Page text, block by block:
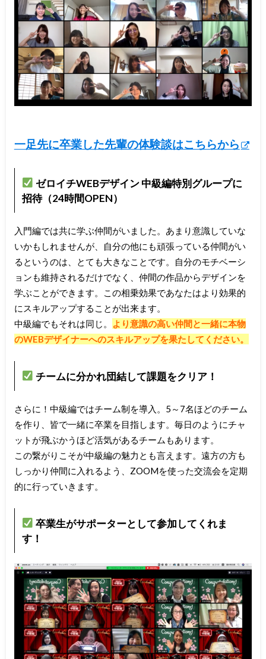
一足先に卒業した先輩の体験談はこちらから
ゼロイチWEBデザイン 中級編特別グループに
招待（24時間OPEN）
入門編では共に学ぶ仲間がいました。あまり意識していな
いかもしれませんが、自分の他にも頑張っている仲間がい
るというのは、とても大きなことです。自分のモチベーシ
ョンも維持されるだけでなく、仲間の作品からデザインを
学ぶことができます。この相乗効果であなたはより効果的
にスキルアップすることが出来ます。
中級編でもそれは同じ。
より意識の高い仲間と一緒に本物
のWEBデザイナーへのスキルアップを果たしてください。
チームに分かれ団結して課題をクリア！
さらに！中級編ではチーム制を導入。5～7名ほどのチーム
を作り、皆で一緒に卒業を目指します。毎日のようにチャ
ットが飛ぶかうほど活気があるチームもあります。
この繋がりこそが中級編の魅力とも言えます。遠方の方も
しっかり仲間に入れるよう、ZOOMを使った交流会を定期
的に行っていきます。
卒業生がサポーターとして参加してくれま
す！